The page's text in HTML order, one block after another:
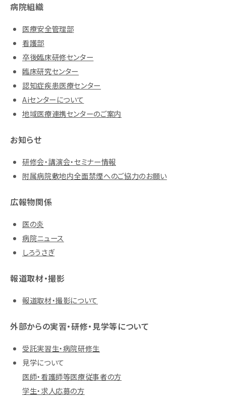
病院組織
医療安全管理部
看護部
卒後臨床研修センター
臨床研究センター
認知症疾患医療センター
Aiセンターについて
地域医療連携センターのご案内
お知らせ
研修会・講演会・セミナー情報
附属病院敷地内全面禁煙へのご協力のお願い
広報物関係
医の炎
病院ニュース
しろうさぎ
報道取材・撮影
報道取材・撮影について
外部からの実習・研修・見学等について
受託実習生・病院研修生
見学について
医師・看護師等医療従事者の方
学生・求人応募の方